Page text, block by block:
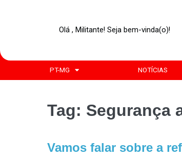
Olá , Militante! Seja bem-vinda(o)!
PT-MG NOTÍCIAS
Tag: Segurança
Vamos falar sobre a